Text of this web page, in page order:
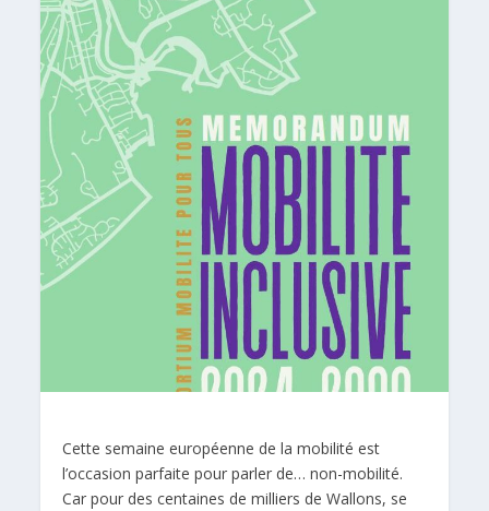
Cette semaine européenne de la mobilité est
l’occasion parfaite pour parler de… non-mobilité.
Car pour des centaines de milliers de Wallons, se